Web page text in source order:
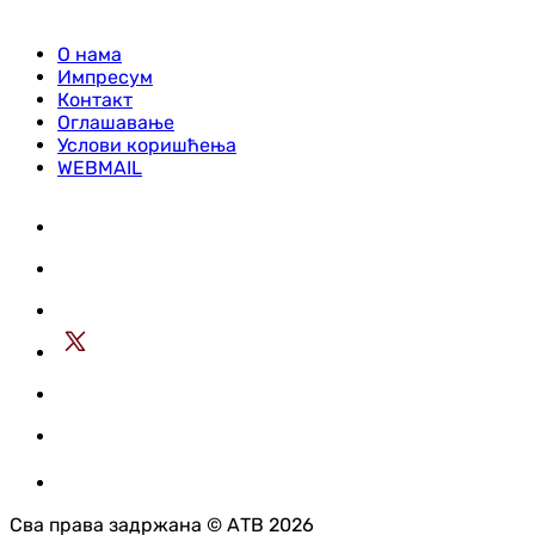
О нама
Импресум
Контакт
Оглашавање
Услови коришћења
WEBMAIL
Сва права задржана © АТВ 2026